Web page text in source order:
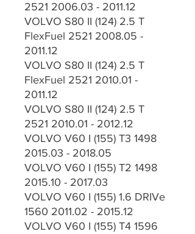
2521 2006.03 - 2011.12
VOLVO S80 II (124) 2.5 T
FlexFuel 2521 2008.05 -
2011.12
VOLVO S80 II (124) 2.5 T
FlexFuel 2521 2010.01 -
2011.12
VOLVO S80 II (124) 2.5 T
2521 2010.01 - 2012.12
VOLVO V60 I (155) T3 1498
2015.03 - 2018.05
VOLVO V60 I (155) T2 1498
2015.10 - 2017.03
VOLVO V60 I (155) 1.6 DRIVe
1560 2011.02 - 2015.12
VOLVO V60 I (155) T4 1596